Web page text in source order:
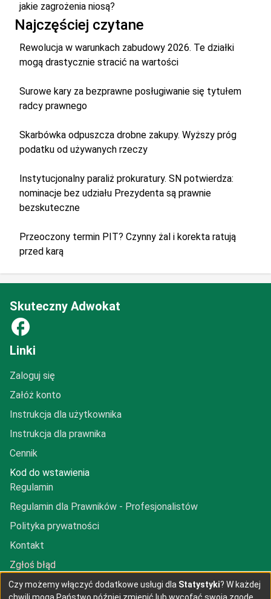
jakie zagrożenia niosą?
Najczęściej czytane
Rewolucja w warunkach zabudowy 2026. Te działki
mogą drastycznie stracić na wartości
Surowe kary za bezprawne posługiwanie się tytułem
radcy prawnego
Skarbówka odpuszcza drobne zakupy. Wyższy próg
podatku od używanych rzeczy
Instytucjonalny paraliż prokuratury. SN potwierdza:
nominacje bez udziału Prezydenta są prawnie
bezskuteczne
Przeoczony termin PIT? Czynny żal i korekta ratują
przed karą
Skuteczny Adwokat
facebook
Linki
Zaloguj się
Załóż konto
Instrukcja dla użytkownika
Instrukcja dla prawnika
Cennik
Kod do wstawienia
Regulamin
Regulamin dla Prawników - Profesjonalistów
Polityka prywatności
Kontakt
Zgłoś błąd
Dodaj prawnika
Czy możemy włączyć dodatkowe usługi dla Statystyki? W każdej